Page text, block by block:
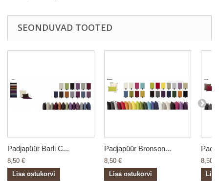
SEONDUVAD TOOTED
Padjapüür Barli C...
8,50 €
Lisa ostukorvi
Padjapüür Bronson...
8,50 €
Lisa ostukorvi
8,50 €